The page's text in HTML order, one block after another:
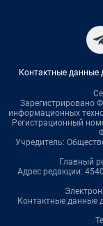
Контактные данные
Зарегистрировано
информационных
Регистрационный
Учредитель:
Главный
Адрес редакции:
Контактные данные